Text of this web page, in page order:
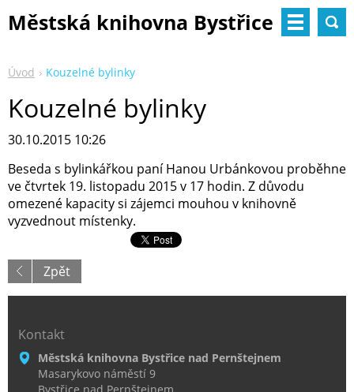
Městská knihovna Bystřice
Úvod Kouzelné bylinky
Kouzelné bylinky
30.10.2015 10:26
Beseda s bylinkářkou paní Hanou Urbánkovou proběhne
ve čtvrtek 19. listopadu 2015 v 17 hodin. Z důvodu
omezené kapacity si zájemci mouhou v knihovně
vyzvednout místenky.
Zpět
Kontakt
Městská knihovna Bystřice nad Pernštejnem
Masarykovo náměstí 9